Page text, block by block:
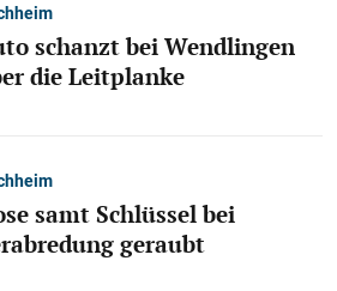
schanzt bei Wendlingen
die Leitplanke
samt Schlüssel bei
geraubt